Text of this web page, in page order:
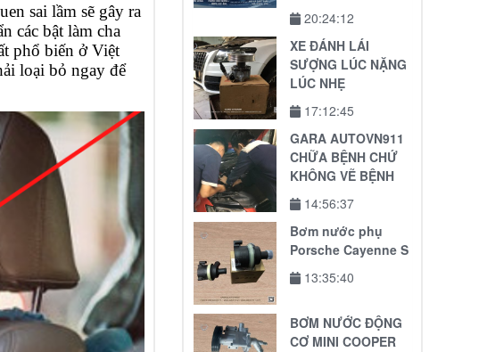
sai lầm sẽ gây ra
các bật làm cha
phổ biến ở Việt
loại bỏ ngay để
20:24:12
XE ĐÁNH LÁI
SƯỢNG LÚC NẶNG
LÚC NHẸ
17:12:45
GARA AUTOVN911
CHỮA BỆNH CHỨ
KHÔNG VẼ BỆNH
14:56:37
Bơm nước phụ
Porsche Cayenne S
13:35:40
BƠM NƯỚC ĐỘNG
CƠ MINI COOPER